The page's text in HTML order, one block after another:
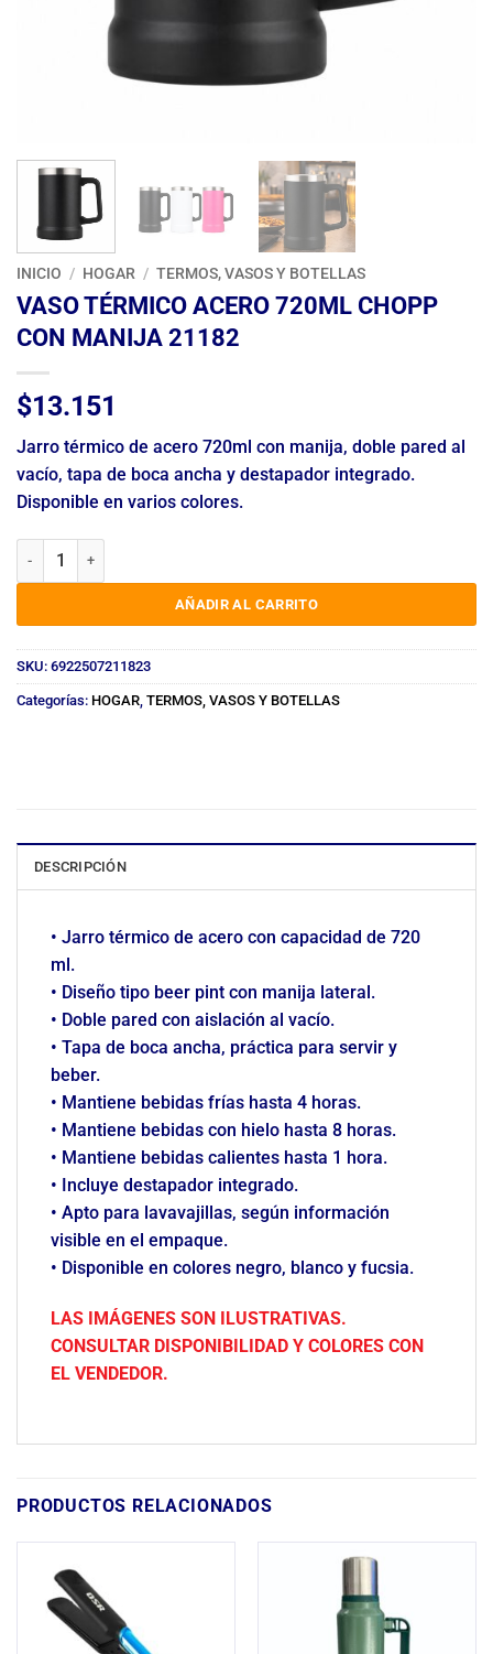
INICIO / HOGAR / TERMOS, VASOS Y BOTELLAS
VASO TÉRMICO ACERO 720ML CHOPP
CON MANIJA 21182
$13.151
Jarro térmico de acero 720ml con manija, doble pared al
vacío, tapa de boca ancha y destapador integrado.
Disponible en varios colores.
VASO TÉRMICO ACERO 720ML CHOPP CON MANIJA 21182 cantidad
AÑADIR AL CARRITO
SKU: 6922507211823
Categorías: HOGAR, TERMOS, VASOS Y BOTELLAS
DESCRIPCIÓN
• Jarro térmico de acero con capacidad de 720
ml.
• Diseño tipo beer pint con manija lateral.
• Doble pared con aislación al vacío.
• Tapa de boca ancha, práctica para servir y
beber.
• Mantiene bebidas frías hasta 4 horas.
• Mantiene bebidas con hielo hasta 8 horas.
• Mantiene bebidas calientes hasta 1 hora.
• Incluye destapador integrado.
• Apto para lavavajillas, según información
visible en el empaque.
• Disponible en colores negro, blanco y fucsia.
LAS IMÁGENES SON ILUSTRATIVAS.
CONSULTAR DISPONIBILIDAD Y COLORES CON
EL VENDEDOR.
PRODUCTOS RELACIONADOS